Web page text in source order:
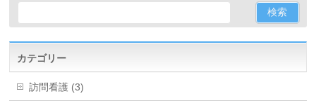
カテゴリー
訪問看護 (3)